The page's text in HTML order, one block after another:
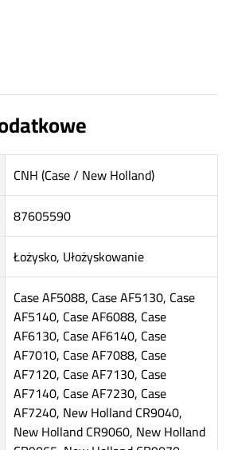
CNH (Case / New Holland)
87605590
Łożysko, Ułożyskowanie
Case AF5088, Case AF5130, Case
AF5140, Case AF6088, Case
AF6130, Case AF6140, Case
AF7010, Case AF7088, Case
AF7120, Case AF7130, Case
AF7140, Case AF7230, Case
AF7240, New Holland CR9040,
New Holland CR9060, New Holland